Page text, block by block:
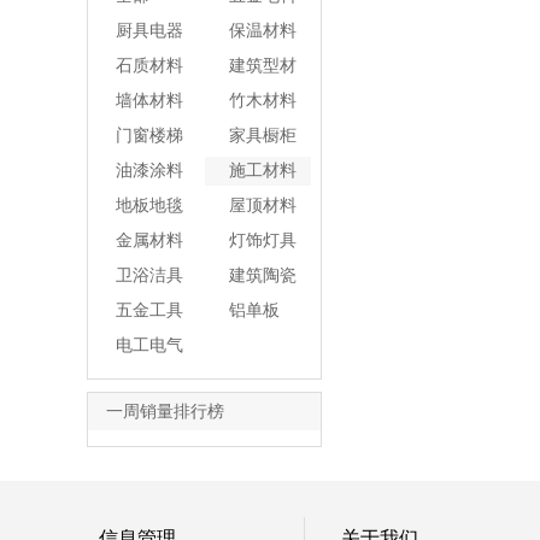
厨具电器
保温材料
石质材料
建筑型材
墙体材料
竹木材料
门窗楼梯
家具橱柜
油漆涂料
施工材料
地板地毯
屋顶材料
金属材料
灯饰灯具
卫浴洁具
建筑陶瓷
五金工具
铝单板
电工电气
一周销量排行榜